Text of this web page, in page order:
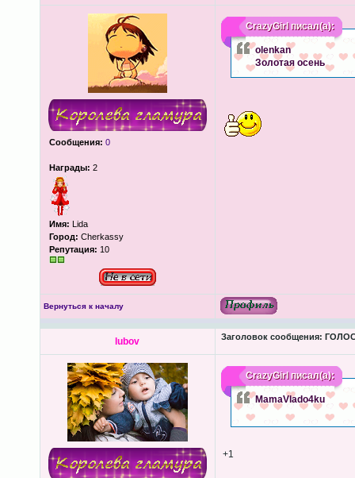
Сообщения: 0
Награды: 2
Имя: Lida
Город: Cherkassy
Репутация: 10
CrazyGirlписал(а):
olenkan
Золотая осень
Вернуться к началу
lubov Заголовок сообщения:
CrazyGirlписал(а):
MamaVlado4ku
+1